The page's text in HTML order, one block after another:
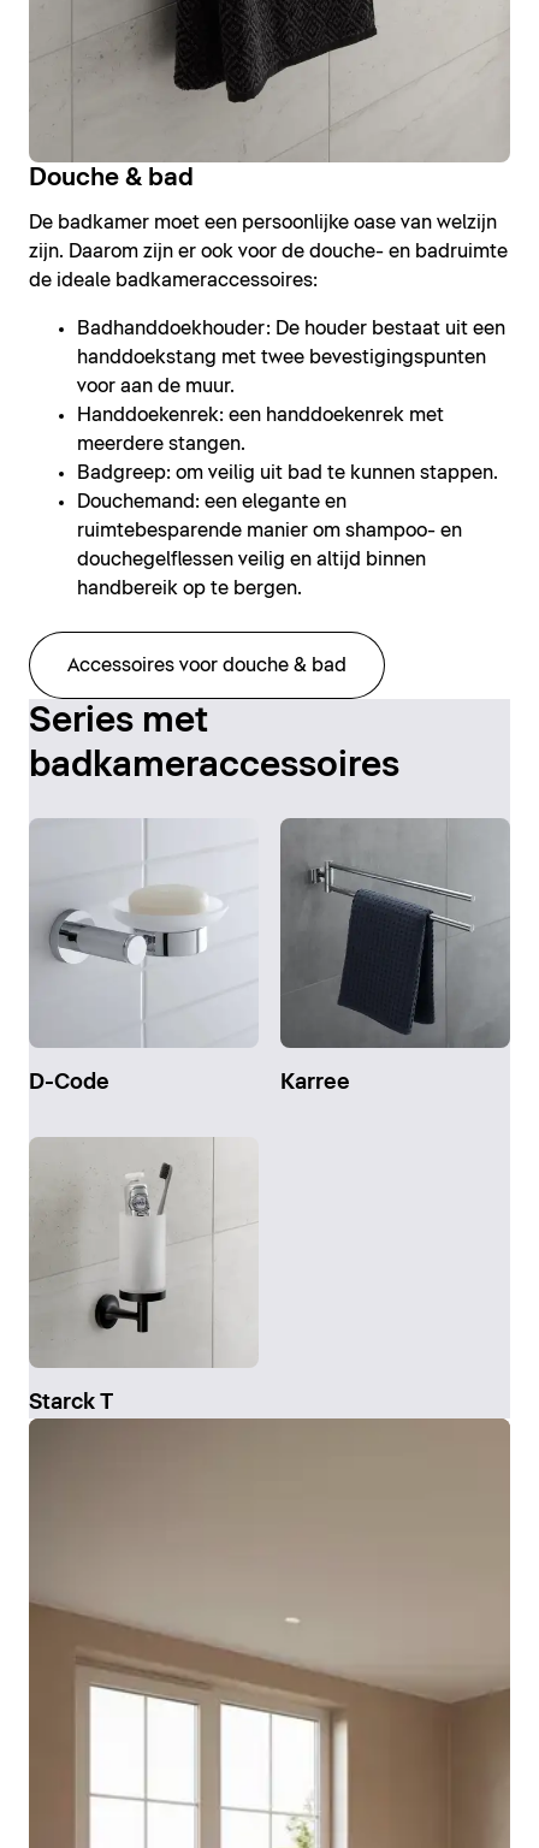
Douche & bad
De badkamer moet een persoonlijke oase van welzijn
zijn. Daarom zijn er ook voor de douche- en badruimte
de ideale badkameraccessoires:
Badhanddoekhouder: De houder bestaat uit een
handdoekstang met twee bevestigingspunten
voor aan de muur.
Handdoekenrek: een handdoekenrek met
meerdere stangen.
Badgreep: om veilig uit bad te kunnen stappen.
Douchemand: een elegante en
ruimtebesparende manier om shampoo- en
douchegelflessen veilig en altijd binnen
handbereik op te bergen.
Accessoires voor douche & bad
Series met
badkameraccessoires
D-Code Karree
Starck T